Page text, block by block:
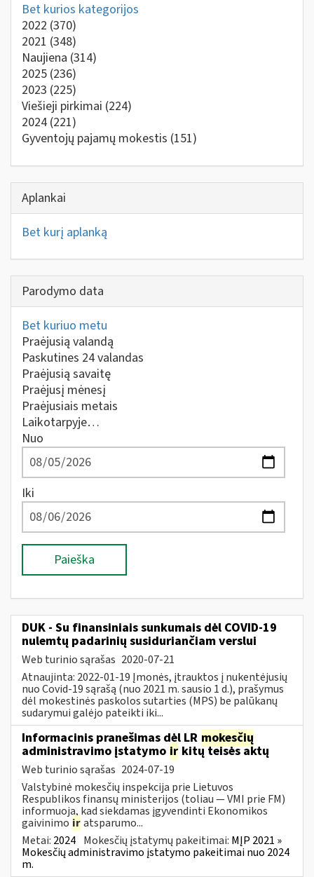
Bet kurios kategorijos
2022 (370)
2021 (348)
Naujiena (314)
2025 (236)
2023 (225)
Viešieji pirkimai (224)
2024 (221)
Gyventojų pajamų mokestis (151)
Aplankai
Bet kurį aplanką
Parodymo data
Bet kuriuo metu
Praėjusią valandą
Paskutines 24 valandas
Praėjusią savaitę
Praėjusį mėnesį
Praėjusiais metais
Laikotarpyje…
Nuo
Iki
Paieška
DUK - Su finansiniais sunkumais dėl COVID-19
nulemtų padarinių susiduriančiam verslui
Web turinio sąrašas 2020-07-21
Atnaujinta: 2022-01-19 Įmonės, įtrauktos į nukentėjusių
nuo Covid-19 sąrašą (nuo 2021 m. sausio 1 d.), prašymus
dėl mokestinės paskolos sutarties (MPS) be palūkanų
sudarymui galėjo pateikti iki...
Informacinis pranešimas dėl LR mokesčių
administravimo įstatymo ir kitų teisės aktų
Web turinio sąrašas 2024-07-19
Valstybinė mokesčių inspekcija prie Lietuvos
Respublikos finansų ministerijos (toliau — VMI prie FM)
informuoja, kad siekdamas įgyvendinti Ekonomikos
gaivinimo iratsparumo...
Metai: 2024 Mokesčių įstatymų pakeitimai: MĮP 2021 »
Mokesčių administravimo įstatymo pakeitimai nuo 2024
m.